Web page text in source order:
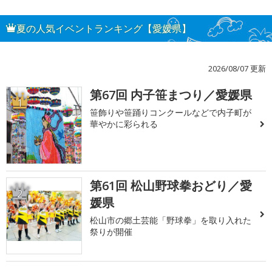
夏の人気イベントランキング【愛媛県】
2026/08/07 更新
1 第67回 内子笹まつり／愛媛県
笹飾りや笹踊りコンクールなどで内子町が
華やかに彩られる
2
第61回 松山野球拳おどり／愛
媛県
松山市の郷土芸能「野球拳」を取り入れた
祭りが開催